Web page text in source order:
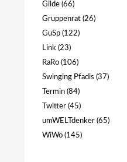
Gilde (66)
Gruppenrat (26)
GuSp (122)
Link (23)
RaRo (106)
Swinging Pfadis (37)
Termin (84)
Twitter (45)
umWELTdenker (65)
WiWö (145)